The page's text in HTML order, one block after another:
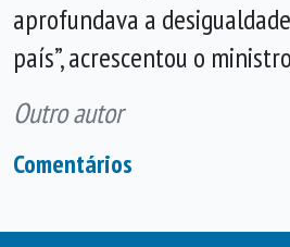
aprofundava a
país”, acrescentou o
Outro autor
Comentários